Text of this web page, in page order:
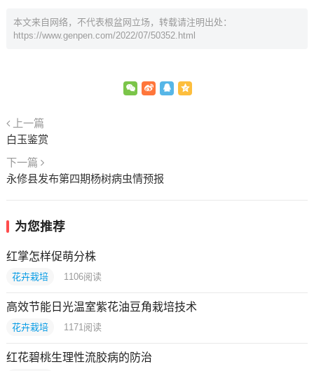
本文来自网络，不代表根盆网立场，转载请注明出处：
https://www.genpen.com/2022/07/50352.html
上一篇
白玉鉴赏
下一篇
永修县发布第四期杨树病虫情预报
为您推荐
红掌怎样促萌分株
花卉栽培 1106阅读
高效节能日光温室紫花油豆角栽培技术
花卉栽培 1171 阅读
红花碧桃生理性流胶病的防治